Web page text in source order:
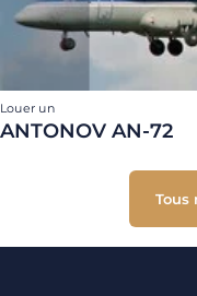
Louer un
ANTONOV AN-72
Tous